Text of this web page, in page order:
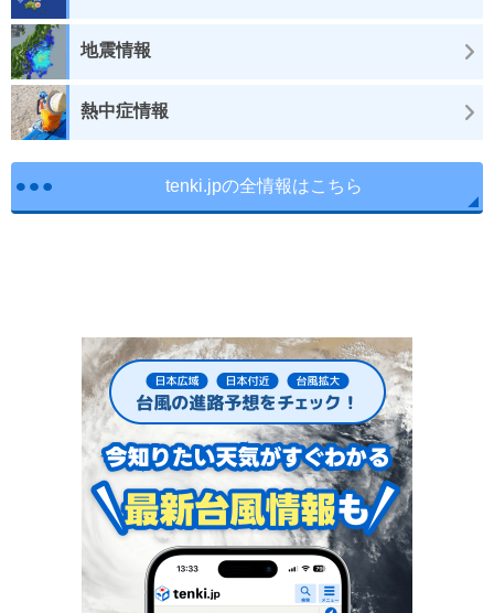
地震情報
熱中症情報
tenki.jpの全情報はこちら